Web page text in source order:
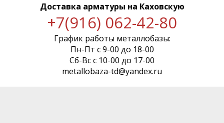
Доставка арматуры на Каховскую
+7(916) 062-42-80
График работы металлобазы:
Пн-Пт с 9-00 до 18-00
Сб-Вс с 10-00 до 17-00
metallobaza-td@yandex.ru